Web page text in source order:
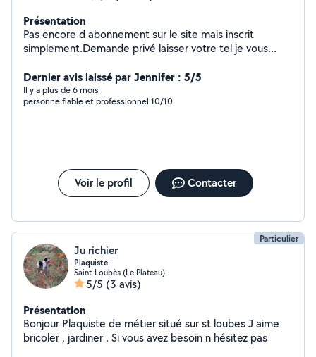
Présentation
Pas encore d abonnement sur le site mais inscrit
simplement.Demande privé laisser votre tel je vous
.carrelage. Plomberie .maçonnerie peinture. Taille haies
tonte pelouse abattage d'arbres débarrasse
déchets.Travail sérieux avec beaucoup d
Dernier avis laissé par Jennifer : 5/5
Il y a plus de 6 mois
personne fiable et professionnel 10/10
Voir le profil Contacter
Particulier
Ju richier
Plaquiste
Saint-Loubès (Le Plateau)
5/5 (3 avis)
Présentation
Bonjour Plaquiste de métier situé sur st loubes J aime
bricoler , jardiner . Si vous avez besoin n hésitez pas